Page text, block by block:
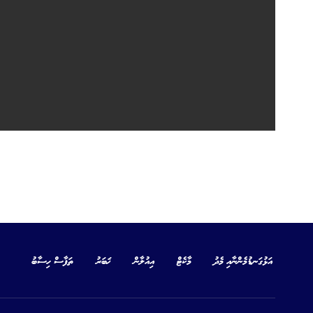
އަޅުގަނޑުމެންނާއި މެދު މާކެޓް އިއުލާން ޚަބަރު ތަފާސް ހިސާބު